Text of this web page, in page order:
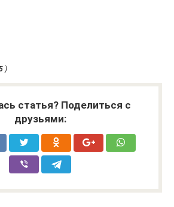
)
статья? Поделиться с
друзьями: